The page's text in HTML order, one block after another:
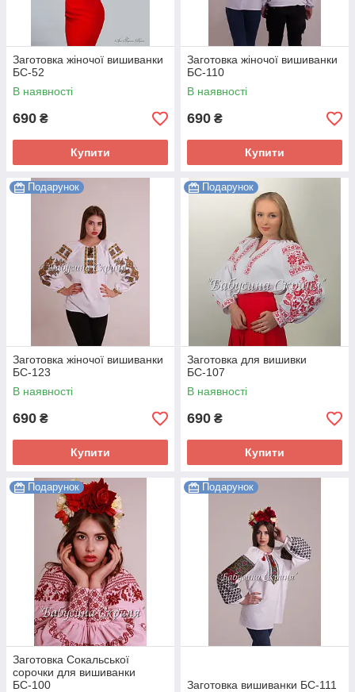
Заготовка жіночої вишиванки
БС-52
В наявності
690 ₴
Купити
Заготовка жіночої вишиванки
БС-110
В наявності
690 ₴
Купити
Подарунок
Заготовка жіночої вишиванки
БС-123
В наявності
690 ₴
Купити
Подарунок
Заготовка для вишивки
БС-107
В наявності
690 ₴
Купити
Подарунок
Заготовка Сокальської
сорочки для вишиванки
БС-100
Подарунок
Заготовка вишиванки БС-111